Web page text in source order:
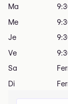
Ma
Me
Je
Ve
Sa
Di